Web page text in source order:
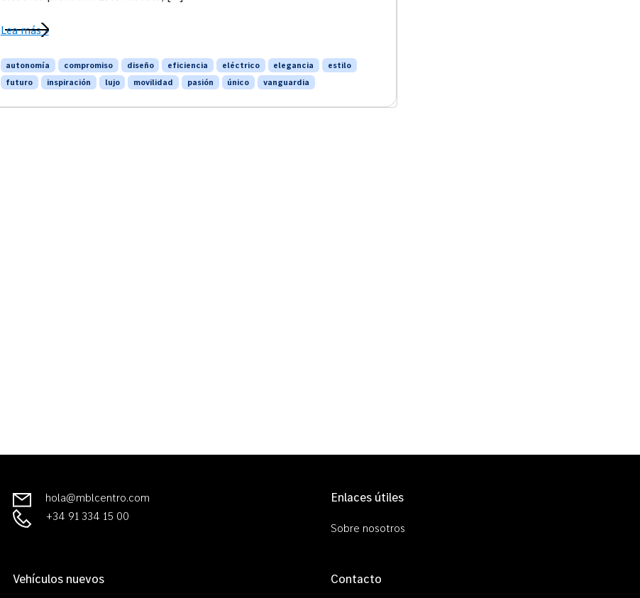
Lea más »
autonomía compromiso diseño eficiencia eléctrico elegancia
estilo
futuro
inspiración lujo movilidad pasión único vanguardia
hola@mblcentro.com
+34 91 334 15 00
Enlaces útiles
Sobre nosotros
Vehículos nuevos Contacto